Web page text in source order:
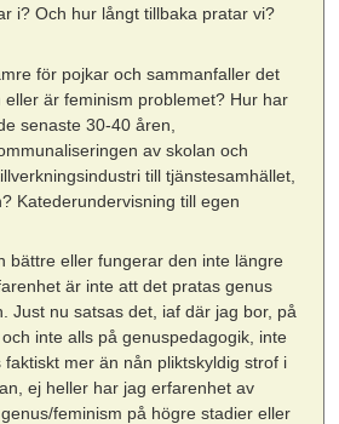
i? Och hur långt tillbaka pratar vi?
för pojkar och sammanfaller det
är feminism problemet? Hur har
senaste 30-40 åren,
av skolan och
till tjänstesamhället,
Katederundervisning till egen
bättre eller fungerar den inte längre
är inte att det pratas genus
Just nu satsas det, iaf där jag bor, på
inte alls på genuspedagogik, inte
mer än nån pliktskyldig strof i
ej heller har jag erfarenhet av
feminism på högre stadier eller